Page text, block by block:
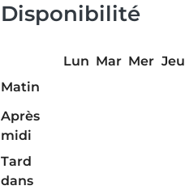
Disponibilité
Lun Mar Mer Jeu
Matin
Après
midi
Tard
dans